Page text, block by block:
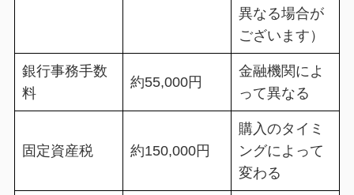
異なる場合が
ございます）
銀行事務手数
料
約55,000円
金融機関によ
って異なる
固定資産税 約150,000円
購入のタイミ
ングによって
変わる